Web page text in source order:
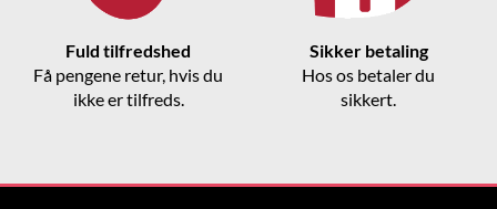
Fuld tilfredshed
Få pengene retur, hvis du
ikke er tilfreds.
Sikker betaling
Hos os betaler du
sikkert.